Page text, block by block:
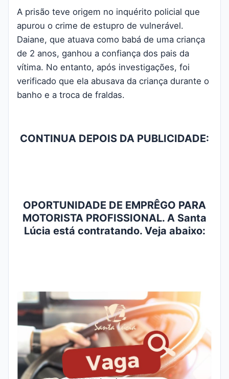
A prisão teve origem no inquérito policial que
apurou o crime de estupro de vulnerável.
Daiane, que atuava como babá de uma criança
de 2 anos, ganhou a confiança dos pais da
vítima. No entanto, após investigações, foi
verificado que ela abusava da criança durante o
banho e a troca de fraldas.
CONTINUA DEPOIS DA PUBLICIDADE:
OPORTUNIDADE DE EMPRÊGO PARA
MOTORISTA PROFISSIONAL. A Santa
Lúcia está contratando. Veja abaixo: